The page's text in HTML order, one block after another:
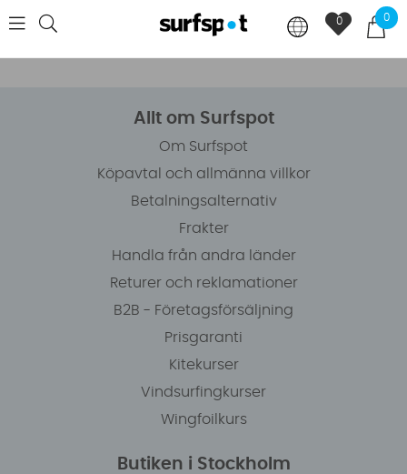
0
0
Allt om Surfspot
Om Surfspot
Köpavtal och allmänna villkor
Betalningsalternativ
Frakter
Handla från andra länder
Returer och reklamationer
B2B - Företagsförsäljning
Prisgaranti
Kitekurser
Vindsurfingkurser
Wingfoilkurs
Butiken i Stockholm